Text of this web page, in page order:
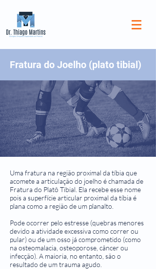
Fratura do Joelho (plato tibial)
Uma fratura na região proximal da tíbia que
acomete a articulação do joelho é chamada de
Fratura do Platô Tibial. Ela recebe esse nome
pois a superfície articular proximal da tíbia é
plana como a região de um planalto.
Pode ocorrer pelo estresse (quebras menores
devido a atividade excessiva como correr ou
pular) ou de um osso já comprometido (como
na osteomalacia, osteoporose, câncer ou
infecção). A maioria, no entanto, são o
resultado de um trauma agudo.